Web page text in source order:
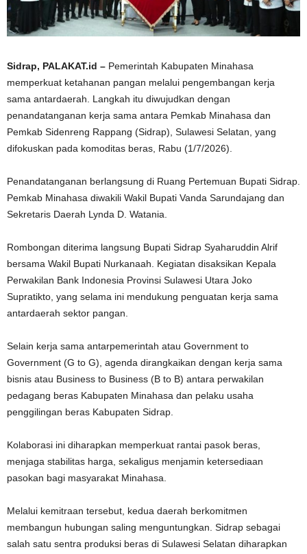
Sidrap, PALAKAT.id – Pemerintah Kabupaten Minahasa
memperkuat ketahanan pangan melalui pengembangan kerja
sama antardaerah. Langkah itu diwujudkan dengan
penandatanganan kerja sama antara Pemkab Minahasa dan
Pemkab Sidenreng Rappang (Sidrap), Sulawesi Selatan, yang
difokuskan pada komoditas beras, Rabu (1/7/2026).
Penandatanganan berlangsung di Ruang Pertemuan Bupati Sidrap.
Pemkab Minahasa diwakili Wakil Bupati Vanda Sarundajang dan
Sekretaris Daerah Lynda D. Watania.
Rombongan diterima langsung Bupati Sidrap Syaharuddin Alrif
bersama Wakil Bupati Nurkanaah. Kegiatan disaksikan Kepala
Perwakilan Bank Indonesia Provinsi Sulawesi Utara Joko
Supratikto, yang selama ini mendukung penguatan kerja sama
antardaerah sektor pangan.
Selain kerja sama antarpemerintah atau Government to
Government (G to G), agenda dirangkaikan dengan kerja sama
bisnis atau Business to Business (B to B) antara perwakilan
pedagang beras Kabupaten Minahasa dan pelaku usaha
penggilingan beras Kabupaten Sidrap.
Kolaborasi ini diharapkan memperkuat rantai pasok beras,
menjaga stabilitas harga, sekaligus menjamin ketersediaan
pasokan bagi masyarakat Minahasa.
Melalui kemitraan tersebut, kedua daerah berkomitmen
membangun hubungan saling menguntungkan. Sidrap sebagai
salah satu sentra produksi beras di Sulawesi Selatan diharapkan